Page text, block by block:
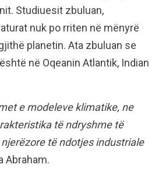
Studiuesit zbuluan,
nuk po rriten në mënyrë
planetin. Ata zbuluan se
në Oqeanin Atlantik, Indian
e modeleve klimatike, ne
të ndryshme të
të ndotjes industriale
Abraham.